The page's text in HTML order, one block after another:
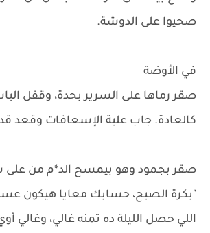
صحيوا على الدوشة.
في الأوضة
صقر رماها على السرير بحدة، وقفل
كالعادة. جاب علبة الإسعافات وقعد
صقر بجمود وهو بيمسح الد*م من على
"بكرة الصبح، حسابك معايا هيكون
اللي حصل الليلة ده تمنه غالي، وغالي